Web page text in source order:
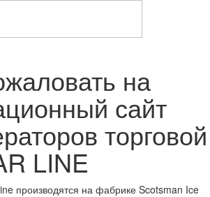
на
сайт
торговой
LINE
производятся на фабрике Scotsman Ice